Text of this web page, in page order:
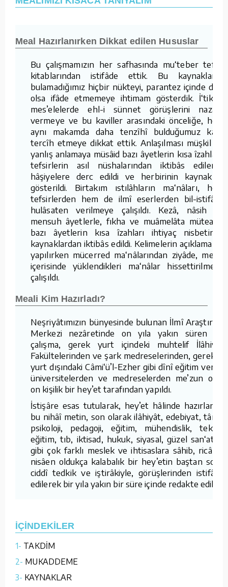
Meal Hazırlanırken Dikkat edilen Hususlar
Bu çalışmamızın her safhasında mu‘teber tefsir
kitablarından istifâde ettik. Bu kaynaklarda
bulamadığımız hiçbir nükteyi, parantez içinde dahi
olsa ifâde etmemeye ihtimam gösterdik. İ‘tikādî
mes’elelerde ehl-i sünnet görüşlerini nazara
vermeye ve bu kaviller arasındaki önceliğe, hem
aynı makamda daha tenzîhî bulduğumuz kavli
tercîh etmeye dikkat ettik. Anlaşılması müşkil ve
yanlış anlamaya müsâid bazı âyetlerin kısa îzahları,
tefsirlerin asıl nüshalarından iktibâs edilerek
hâşiyelere derc edildi ve herbirinin kaynakları
gösterildi. Birtakım ıstılâhların ma‘nâları, hem
tefsirlerden hem de ilmî eserlerden bil-istifâde
hulâsaten verilmeye çalışıldı. Kezâ, nâsih ve
mensuh âyetlerle, fıkha ve muâmelâta müteallik
bazı âyetlerin kısa îzahları ihtiyaç nisbetinde
kaynaklardan iktibâs edildi. Kelimelerin açıklamaları
yapılırken mücerred ma‘nâlarından ziyâde, metin
içerisinde yüklendikleri ma‘nâlar hissettirilmeye
çalışıldı.
Meali Kim Hazırladı?
Neşriyâtımızın bünyesinde bulunan İlmî Araştırma
Merkezi nezâretinde on yıla yakın süren bu
çalışma, gerek yurt içindeki muhtelif İlâhiyât
Fakültelerinden ve şark medreselerinden, gerekse
yurt dışındaki Câmi‘ü’l-Ezher gibi dînî eğitim veren
üniversitelerden ve medreselerden me’zun olan
on kişilik bir hey’et tarafından yapıldı.
İstişâre esas tutularak, hey’et hâlinde hazırlanan
bu nihâî metin, son olarak ilâhiyât, edebiyat, târih,
psikoloji, pedagoji, eğitim, mühendislik, teknik
eğitim, tıb, iktisad, hukuk, siyasal, güzel san‘atlar
gibi çok farklı meslek ve ihtisaslara sâhib, ricâlen
nisâen oldukça kalabalık bir hey’etin baştan sona
ciddî tedkik ve iştirâkiyle, görüşlerinden istifâde
edilerek bir yıla yakın bir süre içinde redakte edildi.
İÇİNDEKİLER
1- TAKDİM
2- MUKADDEME
3- KAYNAKLAR